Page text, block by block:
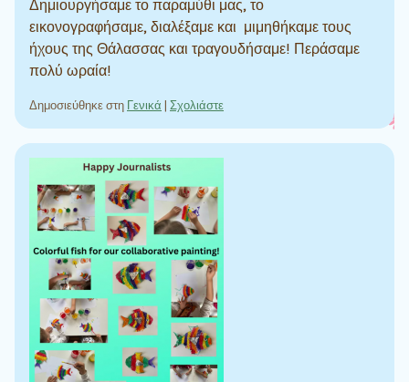
Δημιουργήσαμε το παραμύθι μας, το
εικονογραφήσαμε, διαλέξαμε και μιμηθήκαμε τους
ήχους της Θάλασσας και τραγουδήσαμε! Περάσαμε
πολύ ωραία!
Δημοσιεύθηκε στη Γενικά | Σχολιάστε